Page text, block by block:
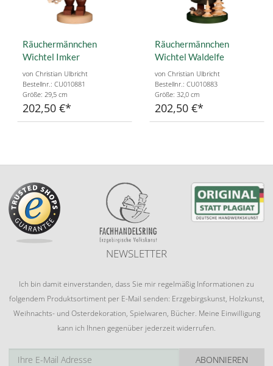
Räuchermännchen
Wichtel Imker
von Christian Ulbricht
Bestellnr.: CU010881
Größe: 29,5 cm
202,50 €
Räuchermännchen
Wichtel Waldelfe
von Christian Ulbricht
Bestellnr.: CU010883
Größe: 32,0 cm
202,50 €
NEWSLETTER
Ich bin damit einverstanden, dass Sie mir regelmäßig Informationen zu
folgendem Produktsortiment per E-Mail senden: Erzgebirgskunst, Holzkunst,
Weihnachts- und Osterdekoration, Spielwaren, Bücher. Meine Einwilligung
kann ich Ihnen gegenüber jederzeit widerrufen.
ABONNIEREN